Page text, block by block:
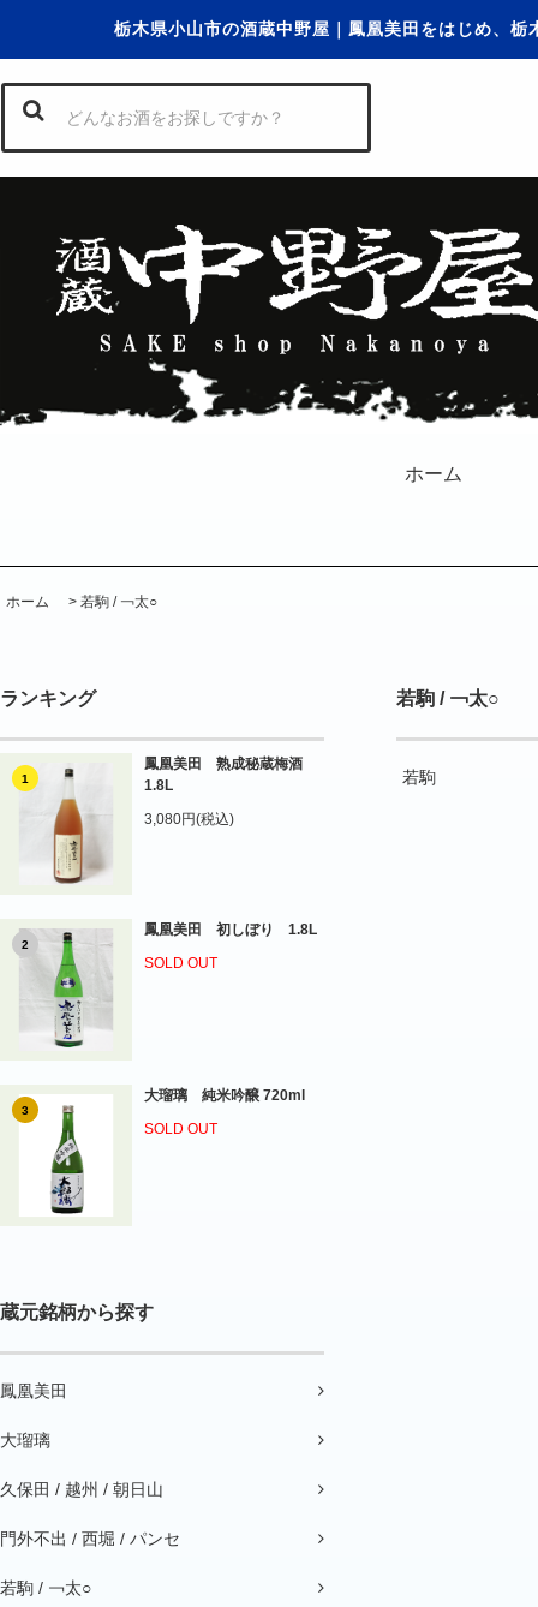
栃木県小山市の酒蔵中野屋｜鳳凰美田をはじめ、
ホーム
ホーム > 若駒 / ￢太○
ランキング
1
鳳凰美田 熟成秘蔵梅酒
1.8L
3,080円(税込)
2
鳳凰美田 初しぼり 1.8L
SOLD OUT
3
大瑠璃 純米吟醸 720ml
SOLD OUT
蔵元銘柄から探す
鳳凰美田
大瑠璃
久保田 / 越州 / 朝日山
門外不出 / 西堀 / パンセ
若駒 / ￢太○
若駒 / ￢太○
若駒